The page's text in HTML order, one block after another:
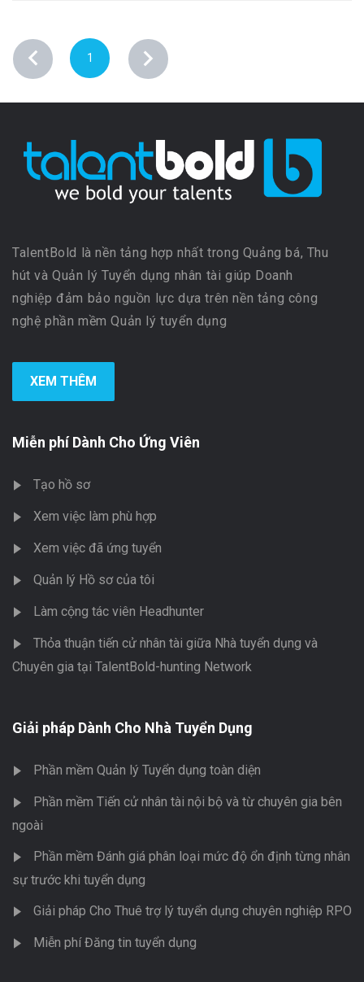
1
TalentBold là nền tảng hợp nhất trong Quảng bá, Thu
hút và Quản lý Tuyển dụng nhân tài giúp Doanh
nghiệp đảm bảo nguồn lực dựa trên nền tảng công
nghệ phần mềm Quản lý tuyển dụng
XEM THÊM
Miễn phí Dành Cho Ứng Viên
Tạo hồ sơ
Xem việc làm phù hợp
Xem việc đã ứng tuyển
Quản lý Hồ sơ của tôi
Làm cộng tác viên Headhunter
Thỏa thuận tiến cử nhân tài giữa Nhà tuyển dụng và
Chuyên gia tại TalentBold-hunting Network
Giải pháp Dành Cho Nhà Tuyển Dụng
Phần mềm Quản lý Tuyển dụng toàn diện
Phần mềm Tiến cử nhân tài nội bộ và từ chuyên gia bên
ngoài
Phần mềm Đánh giá phân loại mức độ ổn định từng nhân
sự trước khi tuyển dụng
Giải pháp Cho Thuê trợ lý tuyển dụng chuyên nghiệp RPO
Miễn phí Đăng tin tuyển dụng